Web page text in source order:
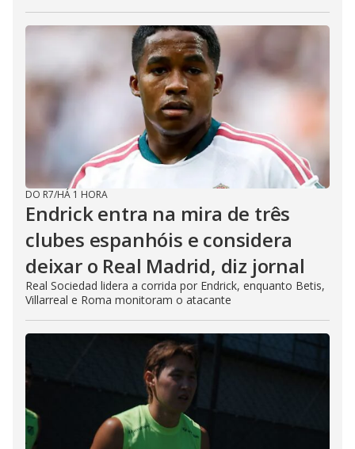
DO R7/HÁ 1 HORA
Endrick entra na mira de três
clubes espanhóis e considera
deixar o Real Madrid, diz jornal
Real Sociedad lidera a corrida por Endrick, enquanto Betis,
Villarreal e Roma monitoram o atacante